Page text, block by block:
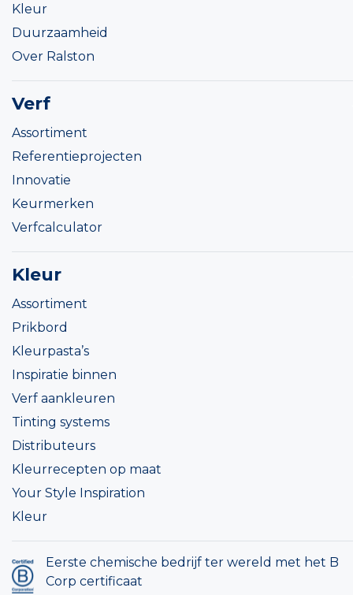
Kleur
Duurzaamheid
Over Ralston
Verf
Assortiment
Referentieprojecten
Innovatie
Keurmerken
Verfcalculator
Kleur
Assortiment
Prikbord
Kleurpasta’s
Inspiratie binnen
Verf aankleuren
Tinting systems
Distributeurs
Kleurrecepten op maat
Your Style Inspiration
Kleur
Eerste chemische bedrijf ter wereld met het B
Corp certificaat